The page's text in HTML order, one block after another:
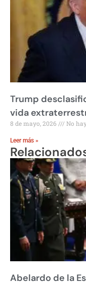
Trump
vida
8 de mayo, 2026 No
Leer más »
Abelardo de la